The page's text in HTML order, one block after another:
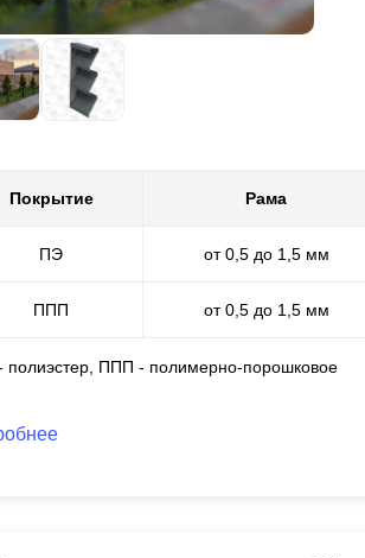
Покрытие Рама
ПЭ от 0,5 до 1,5 мм
ППП от 0,5 до 1,5 мм
полиэстер, ППП - полимерно-порошковое